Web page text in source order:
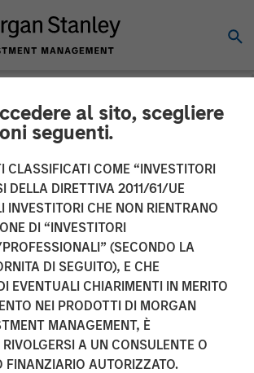
al sito, scegliere
seguenti.
CLASSIFICATI COME “INVESTITORI
DELLA DIRETTIVA 2011/61/UE
INVESTITORI CHE NON RIENTRANO
DI “INVESTITORI
(SECONDO LA
DI SEGUITO), E CHE
EVENTUALI CHIARIMENTI IN MERITO
NEI PRODOTTI DI MORGAN
MANAGEMENT, È
A UN CONSULENTE O
FINANZIARIO AUTORIZZATO.
Survey:
Are Leading
in Diversity-Based
Yet Perceived
Trade-Off
for Many